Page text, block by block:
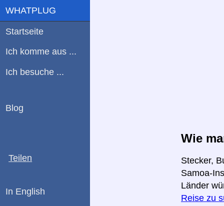
Wie
Stecker,
Samoa-
Länder
Reise zu
WHATPLUG
Startseite
Ich komme aus ...
Ich besuche ...
Blog
Teilen
In English